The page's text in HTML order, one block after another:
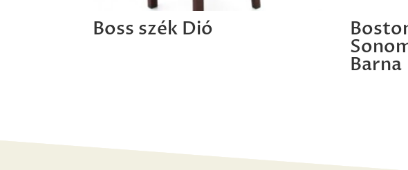
Boss szék Dió
Barna